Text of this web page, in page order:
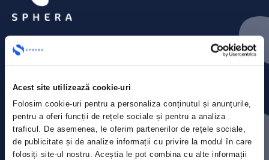
Acest site utilizează cookie-uri
Folosim cookie-uri pentru a personaliza conținutul și anunțurile,
pentru a oferi funcții de rețele sociale și pentru a analiza
traficul. De asemenea, le oferim partenerilor de rețele sociale,
de publicitate și de analize informații cu privire la modul în care
folosiți site-ul nostru. Aceștia le pot combina cu alte informații
Press releases
Privacy Policy